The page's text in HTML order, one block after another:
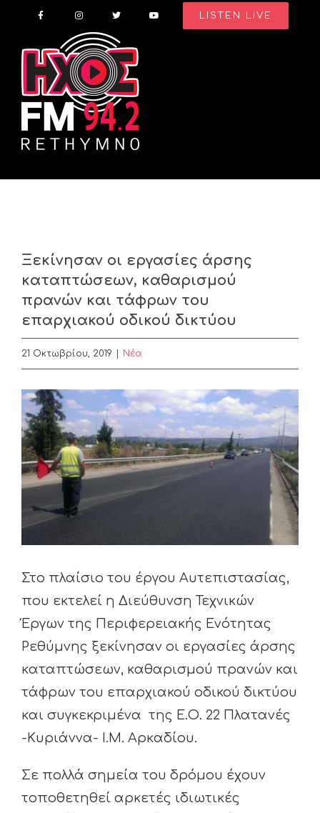
content
LISTEN LIVE
Ξεκίνησαν οι εργασίες άρσης
καταπτώσεων, καθαρισμού
πρανών και τάφρων του
επαρχιακού οδικού δικτύου
21 Οκτωβρίου, 2019 Nέα
View
Larger
Image
Στο πλαίσιο του έργου Αυτεπιστασίας,
που εκτελεί η Διεύθυνση Τεχνικών
Έργων της Περιφερειακής Ενότητας
Ρεθύμνης ξεκίνησαν οι εργασίες άρσης
καταπτώσεων, καθαρισμού πρανών και
τάφρων του επαρχιακού οδικού δικτύου
και συγκεκριμένα της Ε.Ο. 22 Πλατανές
-Κυριάννα- Ι.Μ. Αρκαδίου.
Σε πολλά σημεία του δρόμου έχουν
τοποθετηθεί αρκετές ιδιωτικές